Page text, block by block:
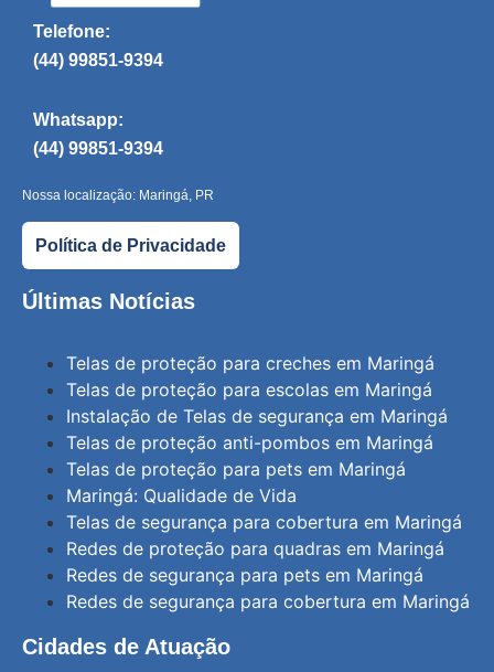
Telefone:
(44) 99851-9394
Whatsapp:
(44) 99851-9394
Nossa localização: Maringá, PR
Política de Privacidade
Últimas Notícias
Telas de proteção para creches em Maringá
Telas de proteção para escolas em Maringá
Instalação de Telas de segurança em Maringá
Telas de proteção anti-pombos em Maringá
Telas de proteção para pets em Maringá
Maringá: Qualidade de Vida
Telas de segurança para cobertura em Maringá
Redes de proteção para quadras em Maringá
Redes de segurança para pets em Maringá
Redes de segurança para cobertura em Maringá
Cidades de Atuação